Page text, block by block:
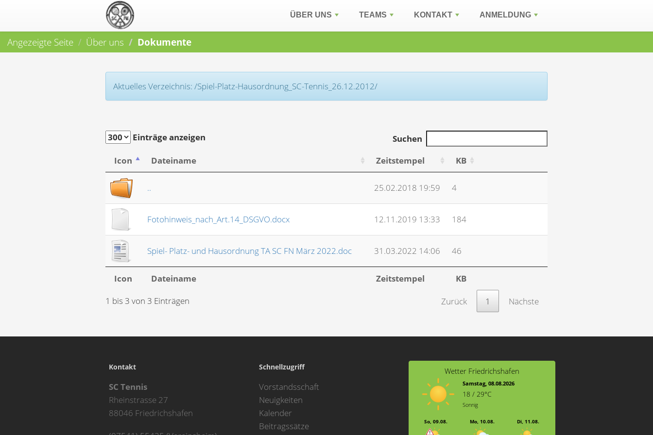
ÜBER UNS TEAMS KONTAKT ANMELDUNG
Angezeigte Seite Über uns Dokumente
Aktuelles Verzeichnis: /Spiel-Platz-Hausordnung_SC-Tennis_26.12.2012/
Einträge anzeigen
Suchen
Icon
Dateiname Zeitstempel KB
.. 25.02.2018 19:59 4
Fotohinweis_nach_Art.14_DSGVO.docx 12.11.2019 13:33 184
Spiel- Platz- und Hausordnung TA SC FN März 2022.doc 31.03.2022 14:06 46
Icon Dateiname Zeitstempel
KB
1 bis 3 von 3 Einträgen
Zurück 1 Nächste
Kontakt
SC Tennis
Rheinstrasse 27
88046 Friedrichshafen
Schnellzugriff
Vorstandsschaft
Neuigkeiten
Kalender
Beitragssätze
Wetter Friedrichshafen
Samstag, 08.08.2026
18 / 29°C
Sonnig
So, 09.08. Mo, 10.08. Di, 11.08.